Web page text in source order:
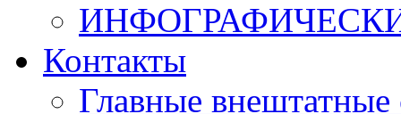
Контакты
Главные внештатные